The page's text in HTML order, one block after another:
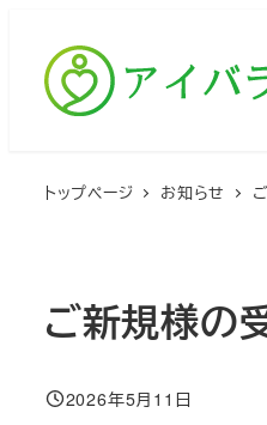
トップページ お知らせ
ご新規様の
投稿日
2026年5月11日